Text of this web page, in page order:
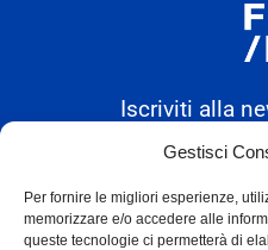
Gestisci
Per fornire le migliori esperienze,
memorizzare e/o accedere alle
queste tecnologie ci permetterà di
Iscriviti alla
Alternative: